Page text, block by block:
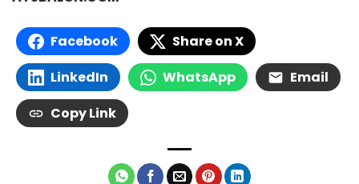
Facebook
Share on X
LinkedIn
WhatsApp
Email
Copy Link